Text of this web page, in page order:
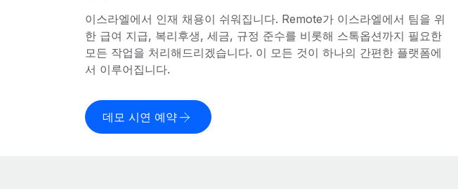
이스라엘에서 인재 채용이 쉬워집니다. Remote가 이스라엘에서 팀을 위
한 급여 지급, 복리후생, 세금, 규정 준수를 비롯해 스톡옵션까지 필요한
모든 작업을 처리해드리겠습니다. 이 모든 것이 하나의 간편한 플랫폼에
서 이루어집니다.
데모 시연 예약